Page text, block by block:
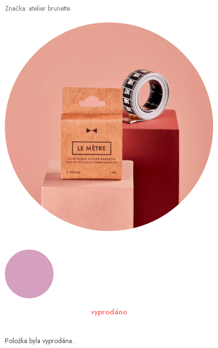
Značka: atelier brunette
vyprodáno
Položka byla vyprodána…